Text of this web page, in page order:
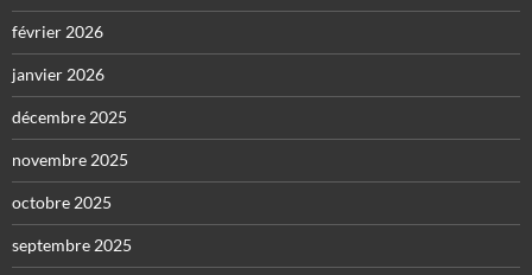
février 2026
janvier 2026
décembre 2025
novembre 2025
octobre 2025
septembre 2025